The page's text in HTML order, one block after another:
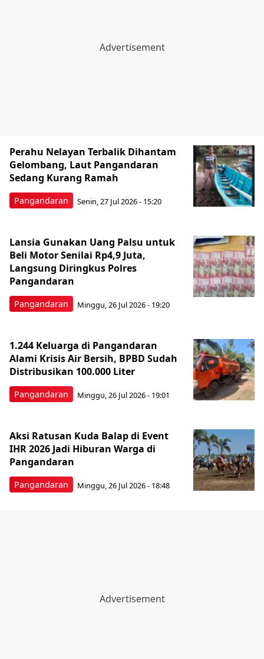
Pangandaran
Perahu Nelayan Terbalik Dihantam
Gelombang, Laut Pangandaran
Sedang Kurang Ramah
Senin, 27 Jul 2026 - 15:20
Pangandaran
Lansia Gunakan Uang Palsu untuk
Beli Motor Senilai Rp4,9 Juta,
Langsung Diringkus Polres
Pangandaran
Minggu, 26 Jul 2026 - 19:20
Pangandaran
1.244 Keluarga di Pangandaran
Alami Krisis Air Bersih, BPBD Sudah
Distribusikan 100.000 Liter
Minggu, 26 Jul 2026 - 19:01
Pangandaran
Aksi Ratusan Kuda Balap di Event
IHR 2026 Jadi Hiburan Warga di
Pangandaran
Minggu, 26 Jul 2026 - 18:48